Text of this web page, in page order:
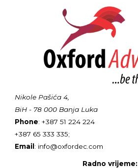
Nikole Pašića 4,
BiH - 78 000 Banja Luka
Phone: +387 51 224 224
+387 65 333 335;
Email: info@oxfordec.com
Radno vrijeme: